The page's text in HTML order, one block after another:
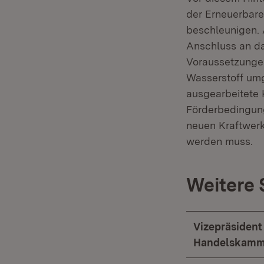
der
Anschluss an
Wasserstoff
ausgearbeitete
neuen
werden muss.
Weitere